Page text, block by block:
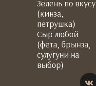
Зелень по вкусу
(кинза,
петрушка)
Сыр любой
(фета, брынза,
сулугуни на
выбор)